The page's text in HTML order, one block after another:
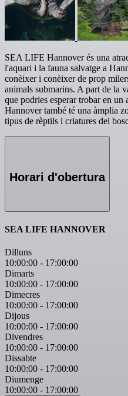
SEA LIFE Hannover és una
l'aquari i la fauna salvatge a
conèixer i conèixer de prop
animals submarins. A part de la
que podries esperar trobar en
Hannover també té una àmplia
tipus de rèptils i criatures del
Horari d'obertura
SEA LIFE HANNOVER
Dilluns
10:00:00 - 17:00:00
Dimarts
10:00:00 - 17:00:00
Dimecres
10:00:00 - 17:00:00
Dijous
10:00:00 - 17:00:00
Divendres
10:00:00 - 17:00:00
Dissabte
10:00:00 - 17:00:00
Diumenge
10:00:00 - 17:00:00